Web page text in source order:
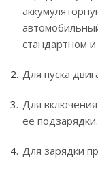
стандартном
Для пуска
Для
ее подзарядки.
Для зарядки